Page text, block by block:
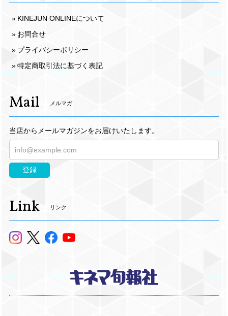
KINEJUN ONLINEについて
お問合せ
プライバシーポリシー
特定商取引法に基づく表記
Mail メルマガ
当店からメールマガジンをお届けいたします。
登録
Link リンク